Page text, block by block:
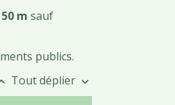
m sauf
publics.
Tout déplier keyboard_arrow_down